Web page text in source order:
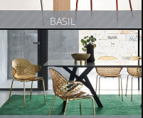
BASIL
ZOBACZ PRODUKT